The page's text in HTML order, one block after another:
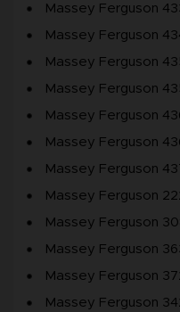
Massey Ferguson
Massey Ferguson
Massey Ferguson
Massey Ferguson
Massey Ferguson
Massey Ferguson
Massey Ferguson
Massey Ferguson
Massey Ferguson
Massey Ferguson
Massey Ferguson
Massey Ferguson